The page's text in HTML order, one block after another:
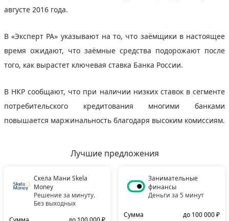
августе 2016 года.
В «Эксперт РА» указывают на то, что заёмщики в настоящее
время ожидают, что заёмные средства подорожают после
того, как вырастет ключевая ставка Банка России.
В НКР сообщают, что при наличии низких ставок в сегменте
потребительского кредитования многими банками
повышается маржинальность благодаря высоким комиссиям.
Лучшие предложения
Скела Мани Skela
Money
Решение за минуту.
Без выходных
Занимательные
финансы
Деньги за 5 минут
Сумма
до 100 000 ₽